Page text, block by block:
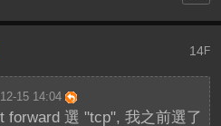
14F
15 14:04
forward 選 "tcp", 我之前選了